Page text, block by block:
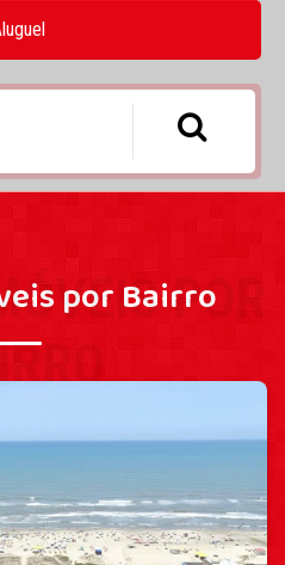
por Bairro
POR